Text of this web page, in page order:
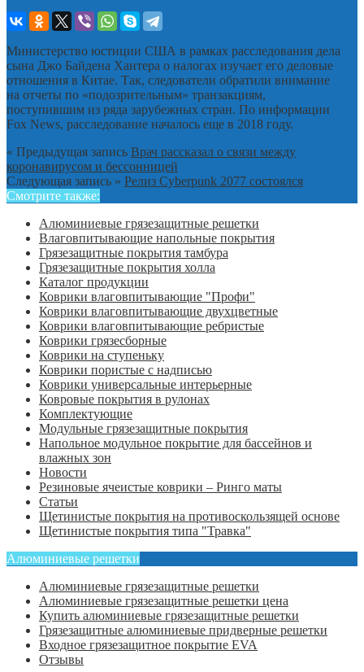
Министерство юстиции США в рамках расследования дела
сына Джо Байдена Хантера о налогах изучает его деловые
отношения в Китае. Так, следователи обратили внимание
на отчеты по «подозрительным» транзакциям,
поступившим из ряда зарубежных стран. По информации
Fox News, расследование началось еще в 2018 году.
« Предыдущая запись Врач рассказал о связи между
коронавирусом и бессонницей
Следующая запись » Релиз Cyberpunk 2077 состоялся
Смотрите также:
Алюминиевые грязезащитные решетки
Влаговпитывающие напольные покрытия
Грязезащитные покрытия тамбура
Грязезащитные покрытия холла
Каталог продукции
Коврики влаговпитывающие "Профи"
Коврики влаговпитывающие двухцветные
Коврики влаговпитывающие ребристые
Коврики грязесборные
Коврики на ступеньку
Коврики пористые с надписью
Коврики универсальные интерьерные
Ковровые покрытия в рулонах
Комплектующие
Модульные грязезащитные покрытия
Напольное модульное покрытие для бассейнов и
влажных зон
Новости
Резиновые ячеистые коврики – Ринго маты
Статьи
Щетинистые покрытия на противоскользящей основе
Щетинистые покрытия типа "Травка"
Алюминиевые решетки
Алюминиевые грязезащитные решетки
Алюминиевые грязезащитные решетки цена
Купить алюминиевые грязезащитные решетки
Грязезащитные алюминиевые придверные решетки
Входное грязезащитное покрытие EVA
Отзывы